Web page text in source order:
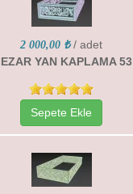
2 000,00 ₺ / adet
YAN KAPLAMA 53
Sepete Ekle